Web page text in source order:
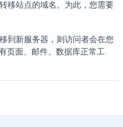
移站点的域名。为此，您需要
到新服务器，则访问者会在您
页面、邮件、数据库正常工